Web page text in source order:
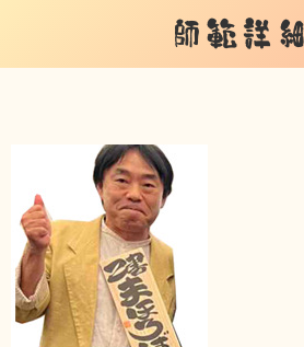
師範詳細